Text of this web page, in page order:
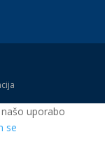
uporabo
se